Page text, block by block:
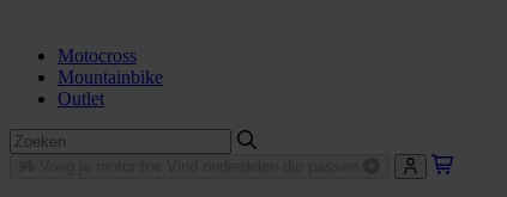
Motocross
Mountainbike
Outlet